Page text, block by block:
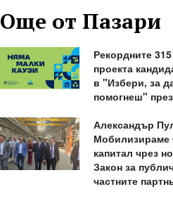
Още от Пазари
Рекордните 315
проекта
в "Избери, за
помогнеш"
Александър
Мобилизираме
капитал чрез
Закон за
частните